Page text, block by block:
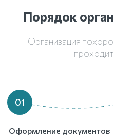
Порядок
Организация
01
Оформление документов